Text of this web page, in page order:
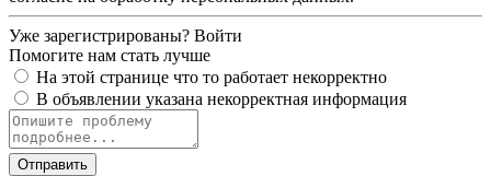
Уже зарегистрированы? Войти
Помогите нам стать лучше
На этой странице что то работает некорректно
В объявлении указана некорректная информация
Отправить